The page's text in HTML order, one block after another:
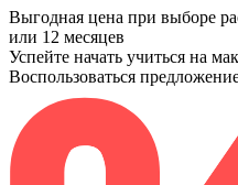
Выгодная цена при выборе
или 12 месяцев
Успейте начать учиться на
Воспользоваться